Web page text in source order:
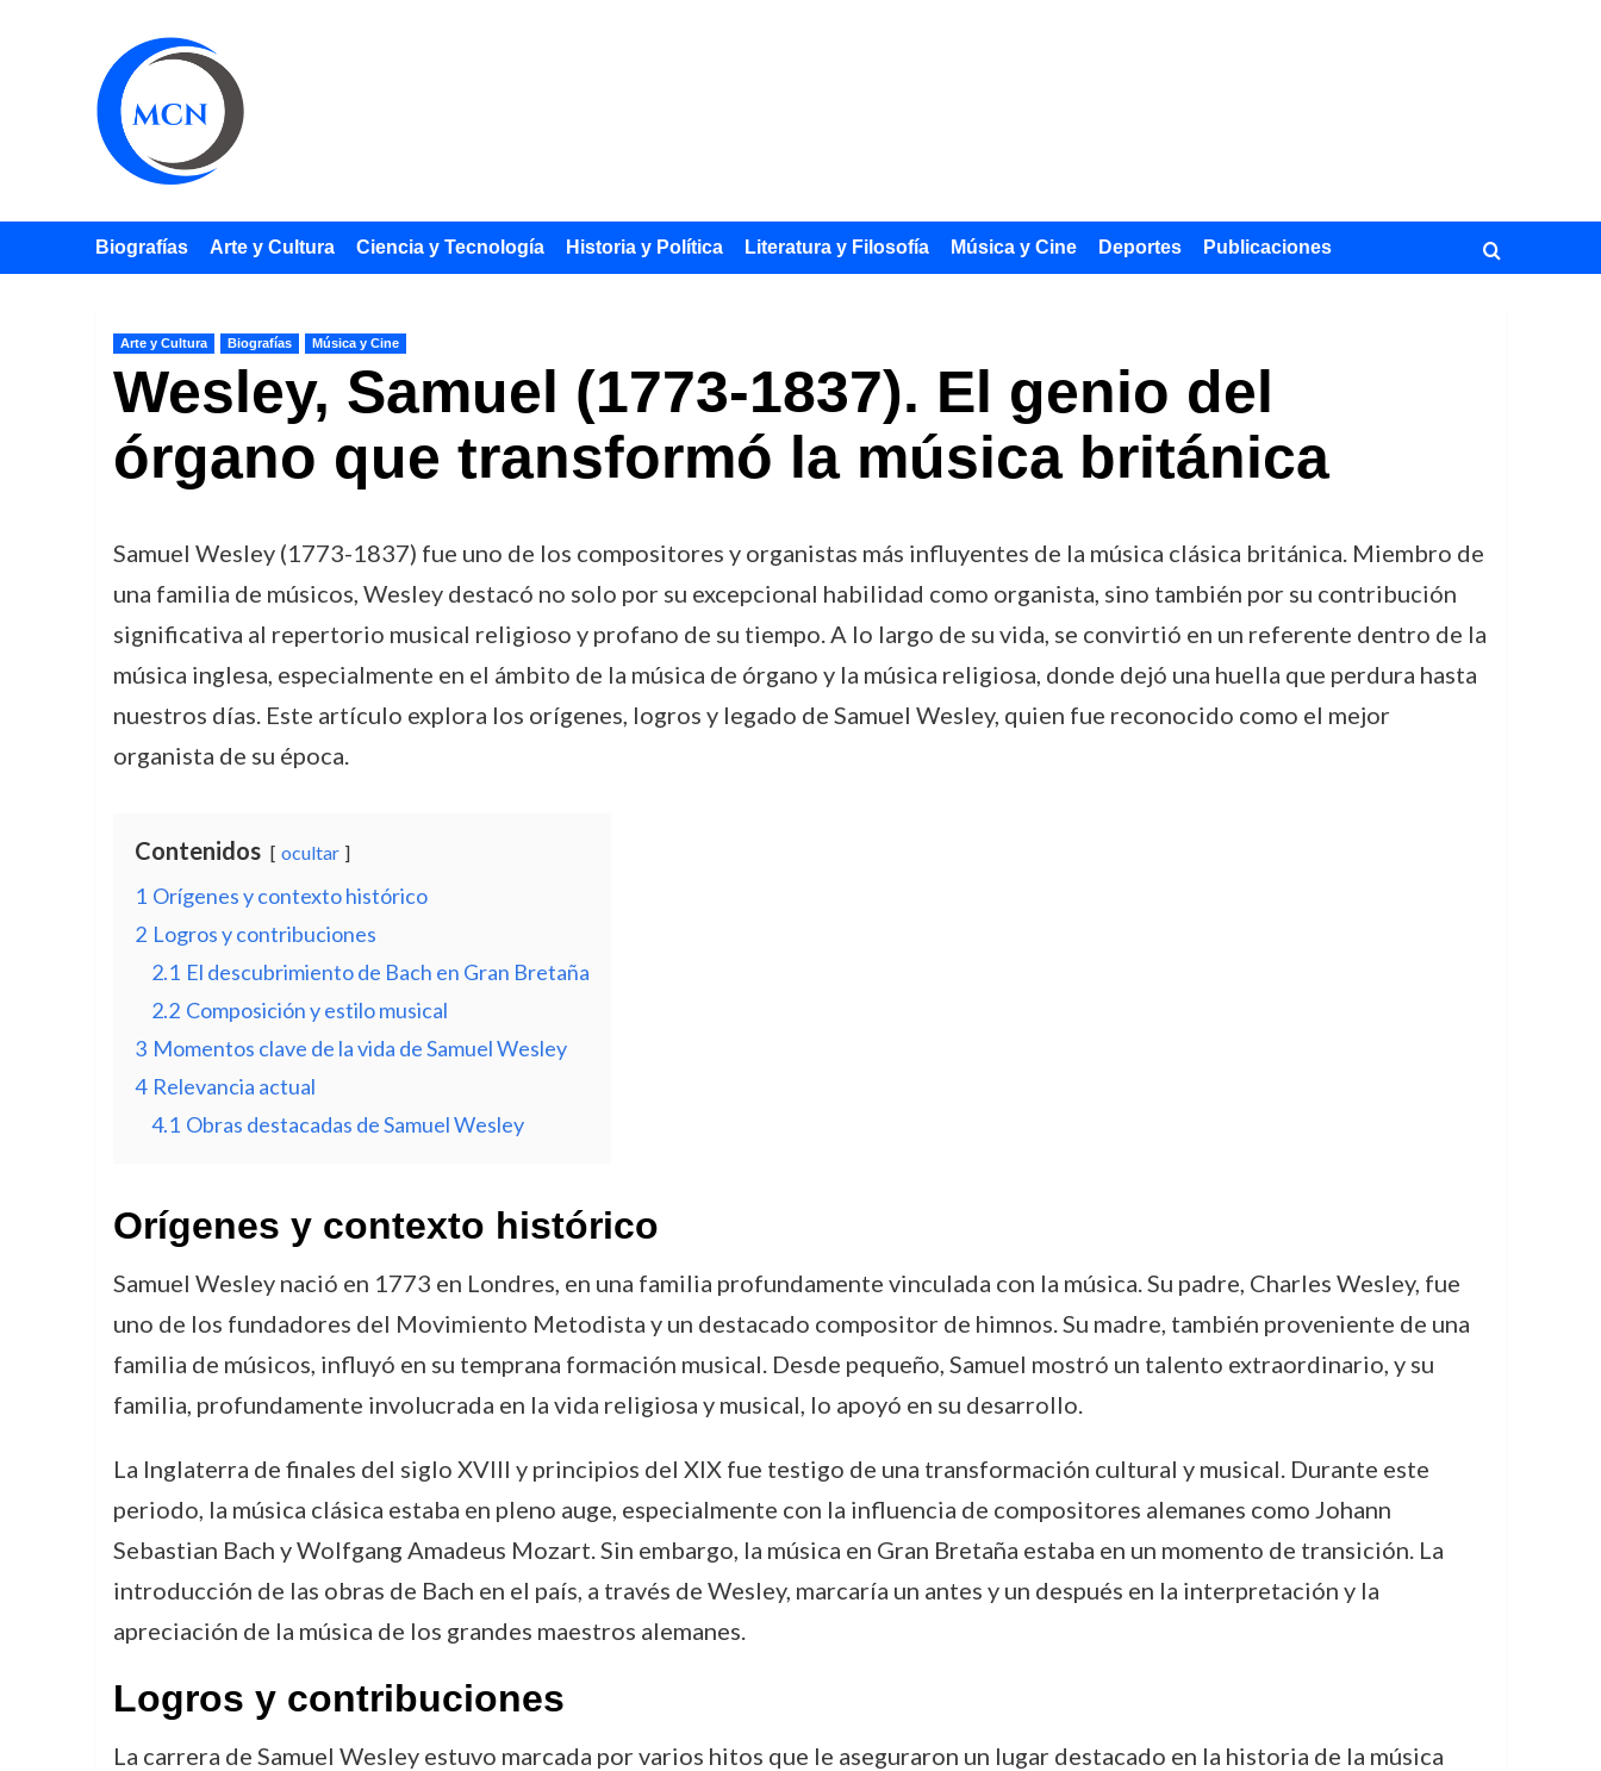
Biografías Arte y Cultura Ciencia y Tecnología Historia y Política Literatura y Filosofía Música y Cine Deportes Publicaciones
Arte y Cultura Biografías Música y Cine
Wesley, Samuel (1773-1837). El genio del
órgano que transformó la música británica
Samuel Wesley (1773-1837) fue uno de los compositores y organistas más influyentes de la música clásica británica. Miembro de
una familia de músicos, Wesley destacó no solo por su excepcional habilidad como organista, sino también por su contribución
significativa al repertorio musical religioso y profano de su tiempo. A lo largo de su vida, se convirtió en un referente dentro de la
música inglesa, especialmente en el ámbito de la música de órgano y la música religiosa, donde dejó una huella que perdura hasta
nuestros días. Este artículo explora los orígenes, logros y legado de Samuel Wesley, quien fue reconocido como el mejor
organista de su época.
Contenidos ocultar
1 Orígenes y contexto histórico
2 Logros y contribuciones
2.1 El descubrimiento de Bach en Gran Bretaña
2.2 Composición y estilo musical
3 Momentos clave de la vida de Samuel Wesley
4 Relevancia actual
4.1 Obras destacadas de Samuel Wesley
Orígenes y contexto histórico
Samuel Wesley nació en 1773 en Londres, en una familia profundamente vinculada con la música. Su padre, Charles Wesley, fue
uno de los fundadores del Movimiento Metodista y un destacado compositor de himnos. Su madre, también proveniente de una
familia de músicos, influyó en su temprana formación musical. Desde pequeño, Samuel mostró un talento extraordinario, y su
familia, profundamente involucrada en la vida religiosa y musical, lo apoyó en su desarrollo.
La Inglaterra de finales del siglo XVIII y principios del XIX fue testigo de una transformación cultural y musical. Durante este
periodo, la música clásica estaba en pleno auge, especialmente con la influencia de compositores alemanes como Johann
Sebastian Bach y Wolfgang Amadeus Mozart. Sin embargo, la música en Gran Bretaña estaba en un momento de transición. La
introducción de las obras de Bach en el país, a través de Wesley, marcaría un antes y un después en la interpretación y la
apreciación de la música de los grandes maestros alemanes.
Logros y contribuciones
La carrera de Samuel Wesley estuvo marcada por varios hitos que le aseguraron un lugar destacado en la historia de la música